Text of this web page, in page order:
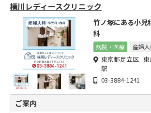
横川レディースクリニック
竹ノ塚にある小児
科
病院・医療 産婦
東京都足立区 東
駅
03-3884-1241
ご案内